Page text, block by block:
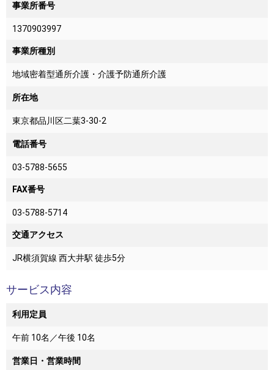
事業所番号
1370903997
事業所種別
地域密着型通所介護・介護予防通所介護
所在地
東京都品川区二葉3-30-2
電話番号
03-5788-5655
FAX番号
03-5788-5714
交通アクセス
JR横須賀線 西大井駅 徒歩5分
サービス内容
利用定員
午前 10名／午後 10名
営業日・営業時間